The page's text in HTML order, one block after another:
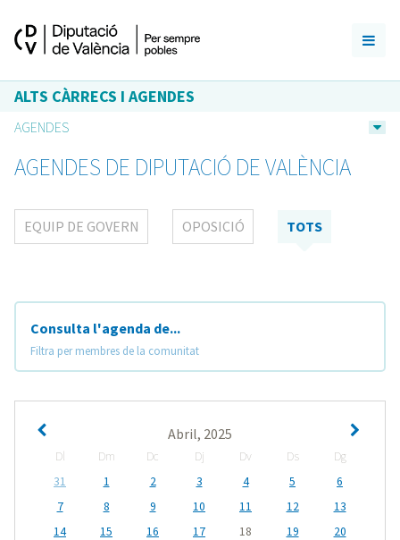
ALTS CÀRRECS I AGENDES
AGENDES
AGENDES DE DIPUTACIÓ DE VALÈNCIA
EQUIP DE GOVERN OPOSICIÓ TOTS
Consulta l'agenda de...
Filtra per membres de la comunitat
Abril, 2025
Dl Dm Dc Dj Dv Ds
Dg
31
1 2 3 4 5
6
7
8 9 10 11 12
13
14
15 16 17 18 19
20